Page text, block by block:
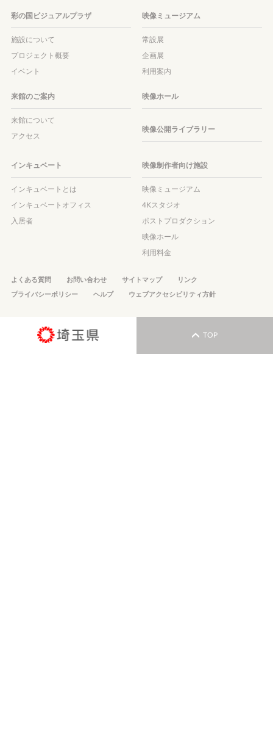
彩の国ビジュアルプラザ
施設について
プロジェクト概要
イベント
来館のご案内
来館について
アクセス
映像ミュージアム
常設展
企画展
利用案内
映像ホール
映像公開ライブラリー
インキュベート
インキュベートとは
インキュベートオフィス
入居者
映像制作者向け施設
映像ミュージアム
4Kスタジオ
ポストプロダクション
映像ホール
利用料金
よくある質問 お問い合わせ サイトマップ リンク
プライバシーポリシー ヘルプ ウェブアクセシビリティ方針
TOP